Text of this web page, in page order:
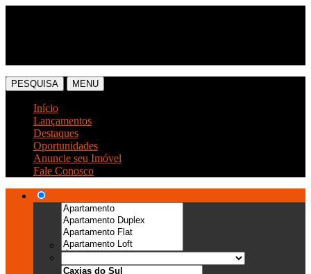
PESQUISA MENU
Início
Lançamentos
Destaques
Oportunidades
Anuncie seu Imóvel
Fale Conosco